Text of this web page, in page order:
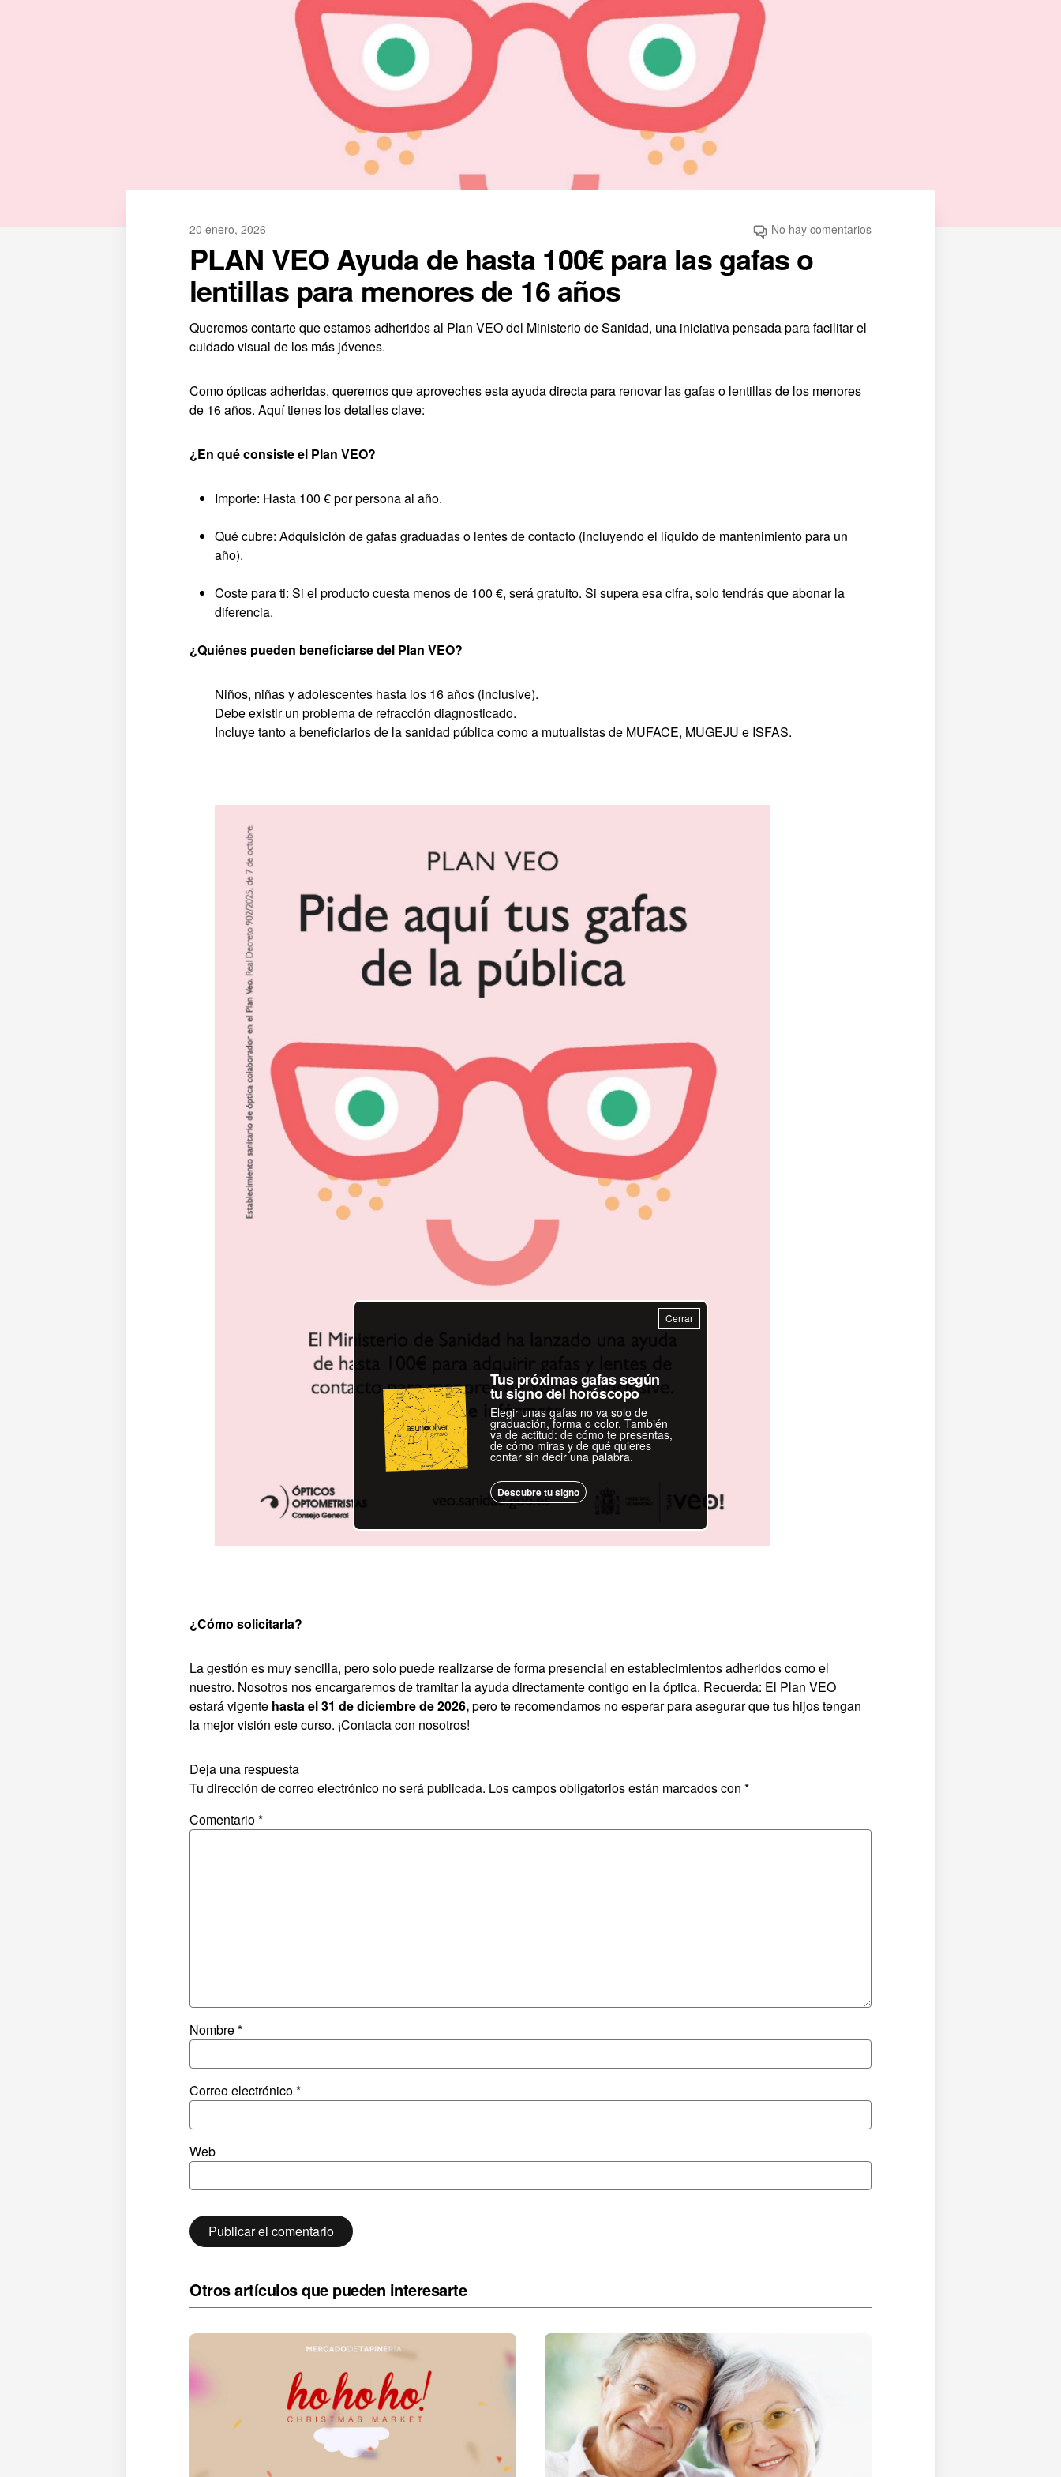
20 enero, 2026 No hay comentarios
PLAN VEO Ayuda de hasta 100€ para las gafas o
lentillas para menores de 16 años
Queremos contarte que estamos adheridos al Plan VEO del Ministerio de Sanidad, una iniciativa pensada para facilitar el
cuidado visual de los más jóvenes.
Como ópticas adheridas, queremos que aproveches esta ayuda directa para renovar las gafas o lentillas de los menores
de 16 años. Aquí tienes los detalles clave:
¿En qué consiste el Plan VEO?
Importe: Hasta 100 € por persona al año.
Qué cubre: Adquisición de gafas graduadas o lentes de contacto (incluyendo el líquido de mantenimiento para un
año).
Coste para ti: Si el producto cuesta menos de 100 €, será gratuito. Si supera esa cifra, solo tendrás que abonar la
diferencia.
¿Quiénes pueden beneficiarse del Plan VEO?
Niños, niñas y adolescentes hasta los 16 años (inclusive).
Debe existir un problema de refracción diagnosticado.
Incluye tanto a beneficiarios de la sanidad pública como a mutualistas de MUFACE, MUGEJU e ISFAS.
¿Cómo solicitarla?
La gestión es muy sencilla, pero solo puede realizarse de forma presencial en establecimientos adheridos como el
nuestro. Nosotros nos encargaremos de tramitar la ayuda directamente contigo en la óptica. Recuerda: El Plan VEO
estará vigente hasta el 31 de diciembre de 2026,pero te recomendamos no esperar para asegurar que tus hijos tengan
la mejor visión este curso. ¡Contacta con nosotros!
Deja una respuesta
Tu dirección de correo electrónico no será publicada. Los campos obligatorios están marcados con *
Comentario*
Nombre*
Correo electrónico*
Web
Otros artículos que pueden interesarte
Cerrar
Tus próximas gafas según
tu signo del horóscopo
Elegir unas gafas no va solo de
graduación, forma o color. También
va de actitud: de cómo te presentas,
de cómo miras y de qué quieres
contar sin decir una palabra.
Descubre tu signo